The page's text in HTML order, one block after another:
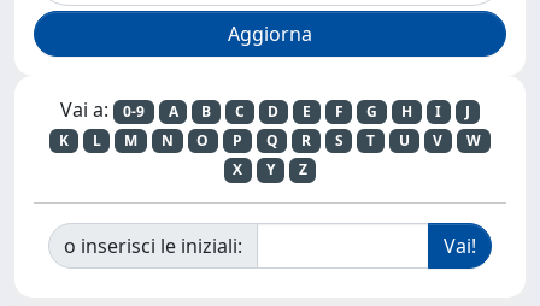
Vai a: 0-9 A B C D E F G H I
J
K
L M N O P Q R S T U V
W
X
Y Z
o inserisci le iniziali: